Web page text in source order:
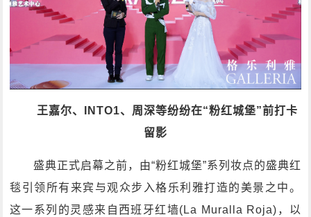
王嘉尔、INTO1、周深等纷纷在“粉红城堡”前打卡
留影
盛典正式启幕之前，由“粉红城堡”系列妆点的盛典红
毯引领所有来宾与观众步入格乐利雅打造的美景之中。
这一系列的灵感来自西班牙红墙(La Muralla Roja)，以